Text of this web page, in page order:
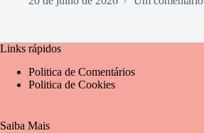
Links rápidos
Politica de Comentários
Politica de Cookies
Saiba Mais